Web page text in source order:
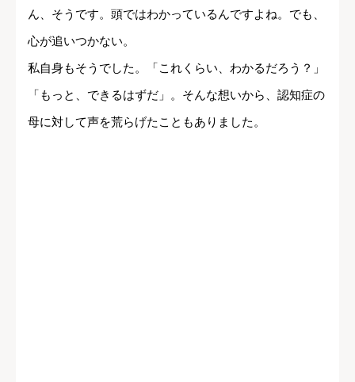
ん、そうです。頭ではわかっているんですよね。でも、
心が追いつかない。
私自身もそうでした。「これくらい、わかるだろう？」
「もっと、できるはずだ」。そんな想いから、認知症の
母に対して声を荒らげたこともありました。